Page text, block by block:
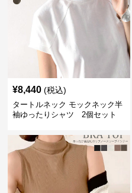
¥8,440 (税込)
タートルネック モックネック半
袖ゆったりシャツ 2個セット